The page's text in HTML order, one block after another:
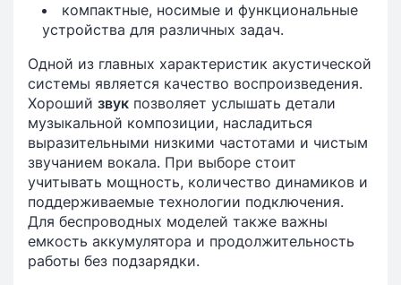
компактные, носимые и функциональные
устройства для различных задач.
Одной из главных характеристик акустической
системы является качество воспроизведения.
Хороший звук позволяет услышать детали
музыкальной композиции, насладиться
выразительными низкими частотами и чистым
звучанием вокала. При выборе стоит
учитывать мощность, количество динамиков и
поддерживаемые технологии подключения.
Для беспроводных моделей также важны
емкость аккумулятора и продолжительность
работы без подзарядки.